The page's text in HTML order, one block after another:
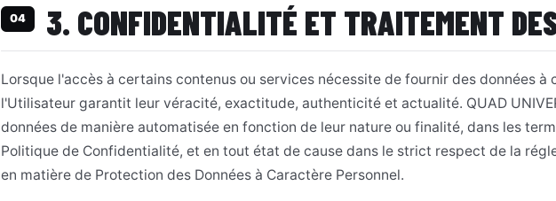
04 3. CONFIDENTIALITÉ ET TRAITEMENT
Lorsque l'accès à certains contenus ou services nécessite de fournir des données à
l'Utilisateur garantit leur véracité, exactitude, authenticité et actualité. QUAD
données de manière automatisée en fonction de leur nature ou finalité, dans les
Politique de Confidentialité, et en tout état de cause dans le strict respect de la
en matière de Protection des Données à Caractère Personnel.